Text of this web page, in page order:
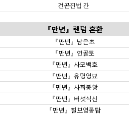
건곤진법 간
『만년』랜덤 혼환
『만년』남은초
『만년』연골토
『만년』사모백호
『만년』유명영묘
『만년』사화봉황
『만년』버섯식신
『만년』칠보영롱탑